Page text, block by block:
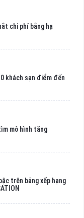
chi phí bằng hạ
khách sạn điểm đến
mô hình tăng
trên bảng xếp hạng